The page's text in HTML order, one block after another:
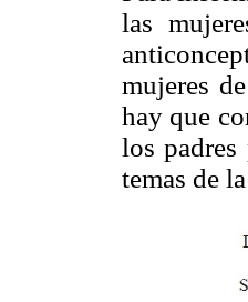
las
mujeres
hay que
los
temas de